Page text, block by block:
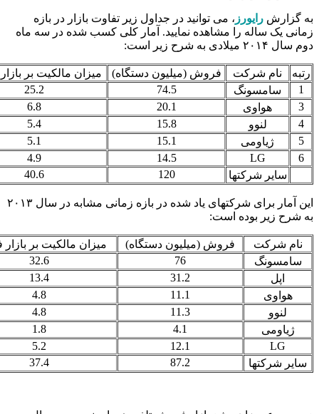
به گزارش رایورز ، می توانید در جداول زیر تفاوت بازار در بازه
زمانی یک ساله را مشاهده نمایید. آمار کلی کسب شده در سه ماه
دوم سال ۲۰۱۴ میلادی به شرح زیر است:
رتبه نام شرکت فروش (میلیون دستگاه)
میزان مالکیت بر
1
سامسونگ 74.5
25.2
3
هواوی 20.1
6.8
4
لنوو 15.8
5.4
5
ژیاومی 15.1
5.1
6
LG
14.5
4.9
سایر شرکتها
120
40.6
این آمار برای شرکتهای یاد شده در بازه زمانی مشابه در سال ۲۰۱۳
به شرح زیر بوده است:
نام شرکت فروش (میلیون دستگاه)
میزان مالکیت بر
سامسونگ
76
32.6
اپل
31.2
13.4
هواوی
11.1
4.8
لنوو
11.3
4.8
ژیاومی
4.1
1.8
LG
12.1
5.2
سایر شرکتها
87.2
37.4